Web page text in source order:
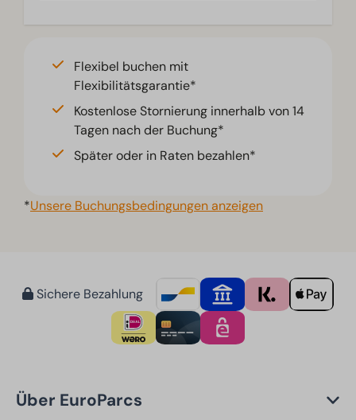
Flexibel buchen mit
Flexibilitätsgarantie*
Kostenlose Stornierung innerhalb von 14
Tagen nach der Buchung*
Später oder in Raten bezahlen*
*Unsere Buchungsbedingungen anzeigen
Sichere Bezahlung
Über EuroParcs